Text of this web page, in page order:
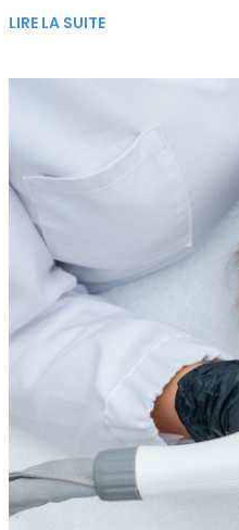
LIRE LA SUITE